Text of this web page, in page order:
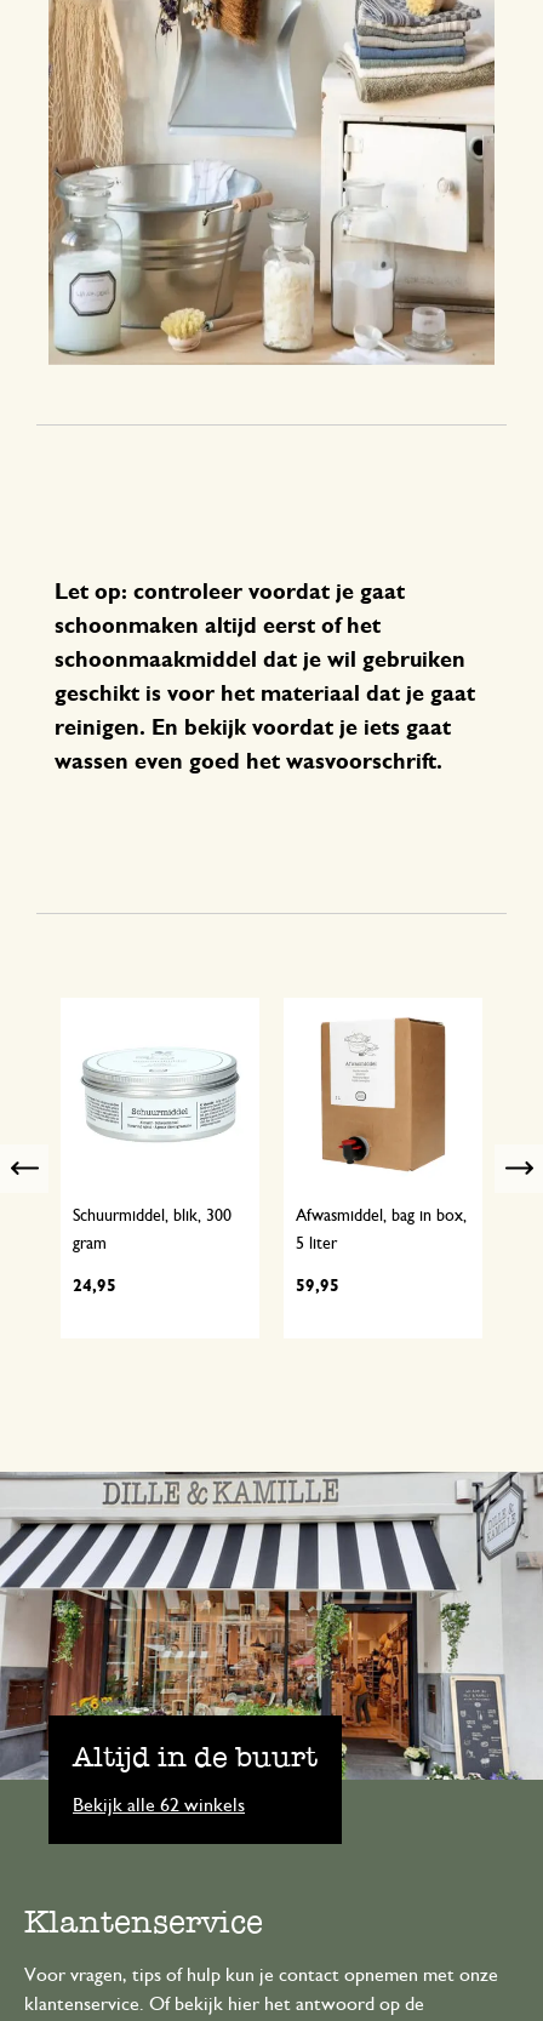
Let op: controleer voordat je gaat
schoonmaken altijd eerst of het
schoonmaakmiddel dat je wil gebruiken
geschikt is voor het materiaal dat je gaat
reinigen. En bekijk voordat je iets gaat
wassen even goed het wasvoorschrift.
Schuurmiddel, blik, 300
gram
24,95
Afwasmiddel, bag in box,
5 liter
59,95
Altijd in de buurt
Bekijk alle 62 winkels
Klantenservice
Voor vragen, tips of hulp kun je contact opnemen met onze
klantenservice. Of bekijk hier het antwoord op de